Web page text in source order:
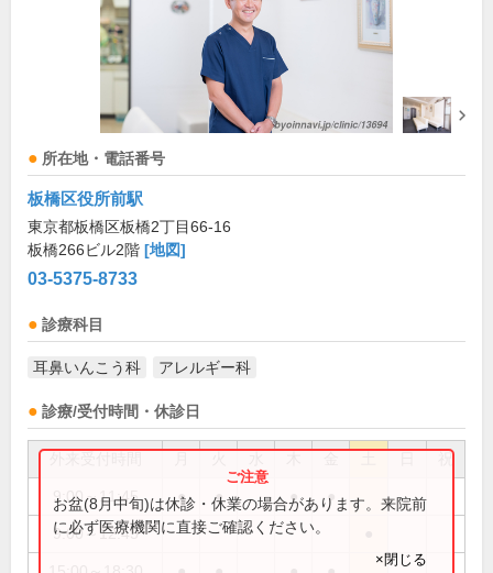
所在地・電話番号
板橋区役所前駅
東京都板橋区板橋2丁目66-16
板橋266ビル2階 [地図]
03-5375-8733
診療科目
耳鼻いんこう科 アレルギー科
診療/受付時間・休診日
祝
9:00～11:45 ● ● ● ●
9:00～12:45
お盆(8月中旬)は休診・休業の場合があります。来院前
に必ず医療機関に直接ご確認ください。
×閉じる